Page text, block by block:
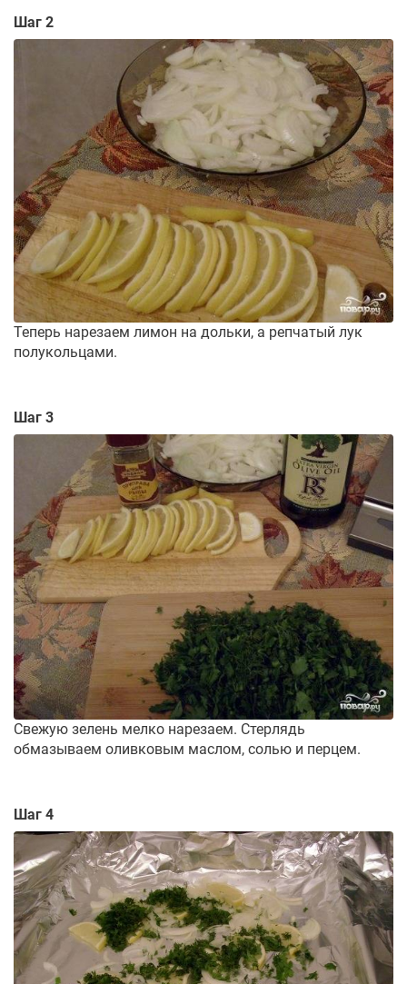
Шаг 2
Теперь нарезаем лимон на дольки, а репчатый лук
полукольцами.
Шаг 3
Свежую зелень мелко нарезаем. Стерлядь
обмазываем оливковым маслом, солью и перцем.
Шаг 4